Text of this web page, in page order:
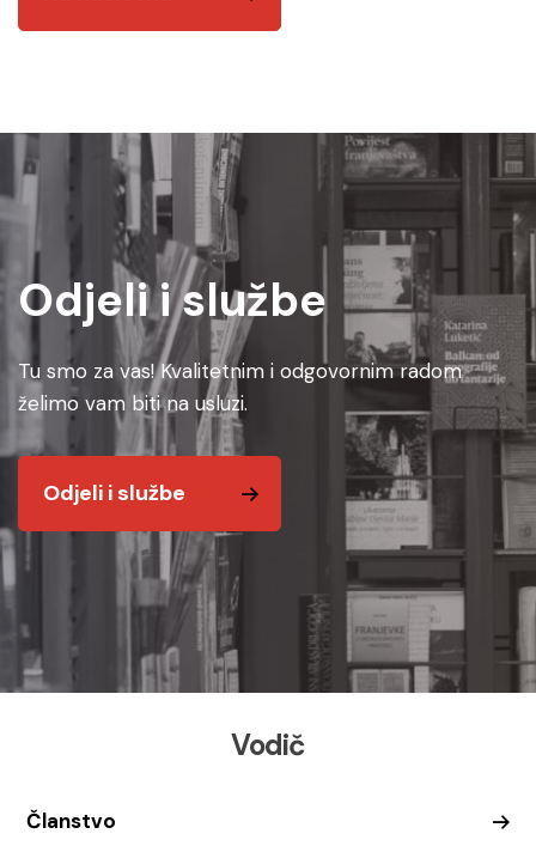
Odjeli i službe
Tu smo za vas! Kvalitetnim i odgovornim radom
želimo vam biti na usluzi.
Odjeli i službe
Vodič
Članstvo